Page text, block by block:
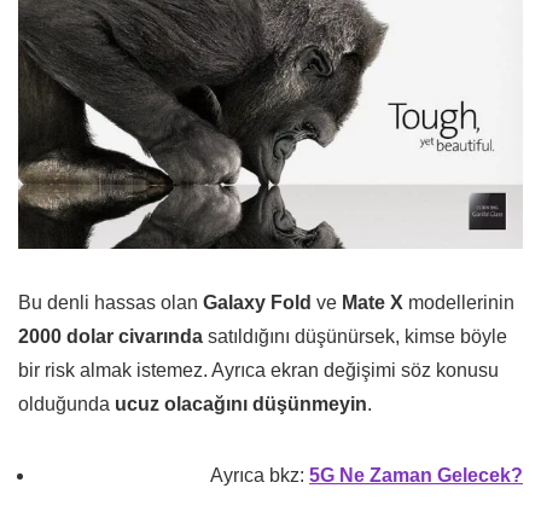
Bu denli hassas olan Galaxy Fold ve Mate X modellerinin
2000 dolar civarında satıldığını düşünürsek, kimse böyle
bir risk almak istemez. Ayrıca ekran değişimi söz konusu
olduğunda ucuz olacağını düşünmeyin.
Ayrıca bkz: 5G Ne Zaman Gelecek?